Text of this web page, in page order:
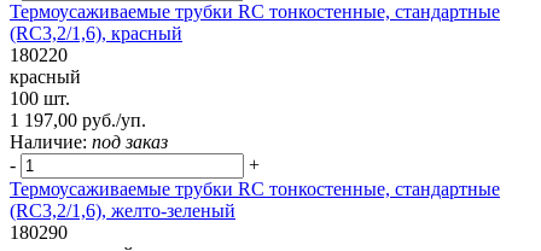
Термоусаживаемые трубки RC тонкостенные, стандартные
(RC3,2/1,6), красный
180220
красный
100 шт.
1 197,00 руб./уп.
Наличие: под заказ
-
+
Термоусаживаемые трубки RC тонкостенные, стандартные
(RC3,2/1,6), желто-зеленый
180290